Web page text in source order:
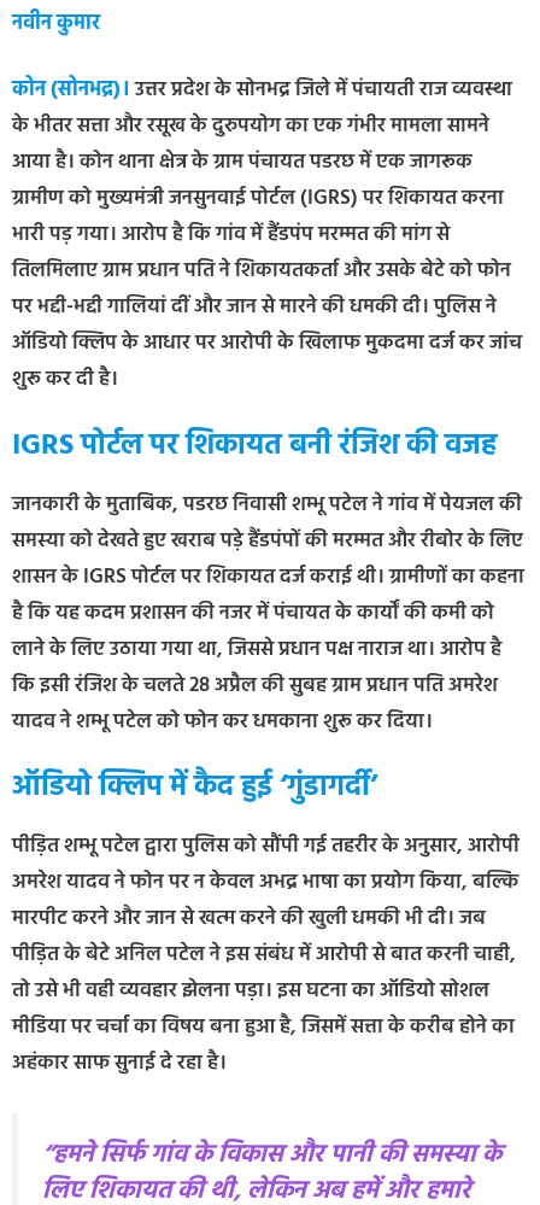
नवीन कुमार
कोन (सोनभद्र)।उत्तर प्रदेश के सोनभद्र जिले में पंचायती राज व्यवस्था
के भीतर सत्ता और रसूख के दुरुपयोग का एक गंभीर मामला सामने
आया है। कोन थाना क्षेत्र के ग्राम पंचायत पडरछ में एक जागरूक
ग्रामीण को मुख्यमंत्री जनसुनवाई पोर्टल (IGRS) पर शिकायत करना
भारी पड़ गया। आरोप है कि गांव में हैंडपंप मरम्मत की मांग से
तिलमिलाए ग्राम प्रधान पति ने शिकायतकर्ता और उसके बेटे को फोन
पर भद्दी-भद्दी गालियां दीं और जान से मारने की धमकी दी। पुलिस ने
ऑडियो क्लिप के आधार पर आरोपी के खिलाफ मुकदमा दर्ज कर जांच
शुरू कर दी है।
IGRS पोर्टल पर शिकायत बनी रंजिश की वजह
जानकारी के मुताबिक, पडरछ निवासी शम्भू पटेल ने गांव में पेयजल की
समस्या को देखते हुए खराब पड़े हैंडपंपों की मरम्मत और रीबोर के लिए
शासन के IGRS पोर्टल पर शिकायत दर्ज कराई थी। ग्रामीणों का कहना
है कि यह कदम प्रशासन की नजर में पंचायत के कार्यों की कमी को
लाने के लिए उठाया गया था, जिससे प्रधान पक्ष नाराज था। आरोप है
कि इसी रंजिश के चलते 28 अप्रैल की सुबह ग्राम प्रधान पति अमरेश
यादव ने शम्भू पटेल को फोन कर धमकाना शुरू कर दिया।
ऑडियो क्लिप में कैद हुई ‘गुंडागर्दी’
पीड़ित शम्भू पटेल द्वारा पुलिस को सौंपी गई तहरीर के अनुसार, आरोपी
अमरेश यादव ने फोन पर न केवल अभद्र भाषा का प्रयोग किया, बल्कि
मारपीट करने और जान से खत्म करने की खुली धमकी भी दी। जब
पीड़ित के बेटे अनिल पटेल ने इस संबंध में आरोपी से बात करनी चाही,
तो उसे भी वही व्यवहार झेलना पड़ा। इस घटना का ऑडियो सोशल
मीडिया पर चर्चा का विषय बना हुआ है, जिसमें सत्ता के करीब होने का
अहंकार साफ सुनाई दे रहा है।
“हमने सिर्फ गांव के विकास और पानी की समस्या के
लिए शिकायत की थी, लेकिन अब हमें और हमारे